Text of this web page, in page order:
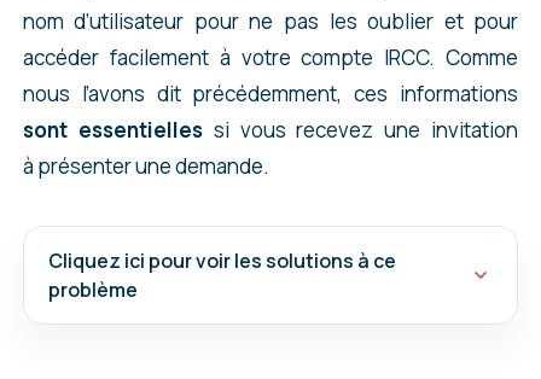
nom d’utilisateur pour ne pas les oublier et pour
accéder facilement à votre compte IRCC. Comme
nous l’avons dit précédemment, ces informations
sont essentiellessi vous recevez une invitation
à présenter une demande.
Cliquez ici pour voir les solutions à ce
problème